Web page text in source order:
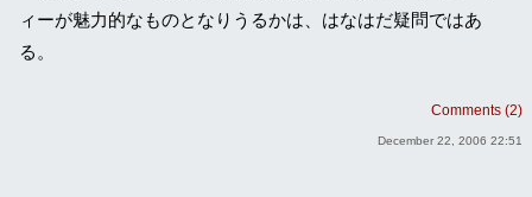
ィーが魅力的なものとなりうるかは、はなはだ疑問ではあ
る。
Comments (2)
December 22, 2006 22:51